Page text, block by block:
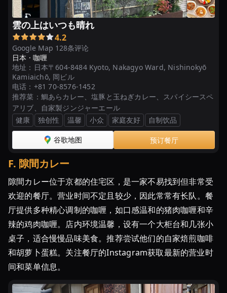
雲の上はいつも晴れ
Google Map 128条评论
4.2
日本 · 咖喱
地址： 日本〒604-8484 Kyoto, Nakagyo Ward, Nishinokyō
Kamiaichō, 岡ビル
电话： +81 70-8576-1452
推荐菜： 鯛あらカレー、塩豚と玉ねぎカレー、スパイシースペ
アリブ、自家製ジンジャーエール
健康
独创性 温馨 小众 家庭友好 自制饮品
谷歌地图 预订餐厅
F. 隙間カレー
隙間カレー位于京都的住宅区，是一家不易找到但非常受
欢迎的餐厅。营业时间不定且较少，因此常常有长队。餐
厅提供多种精心调制的咖喱，如口感温和的猪肉咖喱和辛
辣的鸡肉咖喱。店内环境温馨，设有一个大柜台和几张小
桌子，适合慢慢品味美食。推荐尝试他们的自家焙煎咖啡
和胡萝卜蛋糕。关注餐厅的Instagram获取最新的营业时
间和菜单信息。